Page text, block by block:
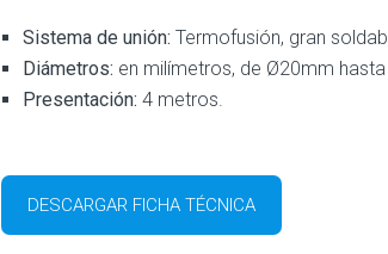
Sistema de unión: Termofusión, gran
Diámetros: en milímetros, de Ø20mm
Presentación: 4 metros.
DESCARGAR FICHA TÉCNICA